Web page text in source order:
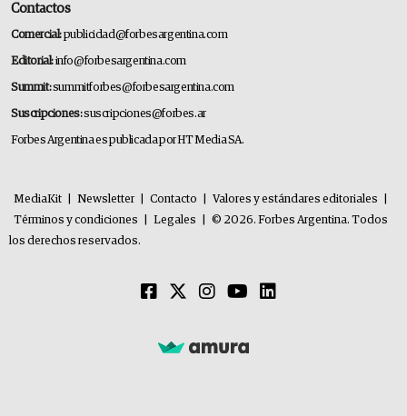
Contactos
Comercial:publicidad@forbesargentina.com
Editorial:info@forbesargentina.com
Summit:summitforbes@forbesargentina.com
Suscripciones:suscripciones@forbes.ar
Forbes Argentina es publicada por HT Media SA.
MediaKit Newsletter Contacto Valores y estándares editoriales
Términos y condiciones
Legales
© 2026. Forbes Argentina. Todos
los derechos reservados.